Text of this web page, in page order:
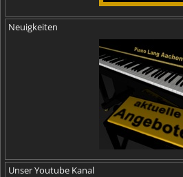
Neuigkeiten
Unser Youtube Kanal